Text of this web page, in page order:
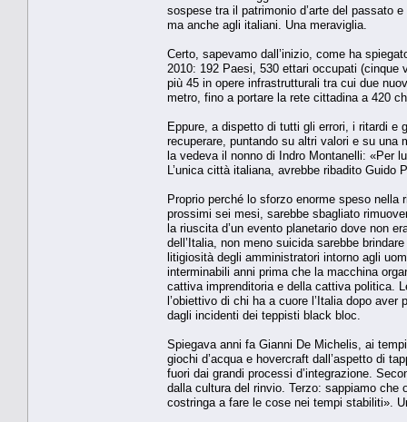
sospese tra il patrimonio d’arte del passato
ma anche agli italiani. Una meraviglia.
Certo, sapevamo dall’inizio, come ha
2010: 192 Paesi, 530 ettari occupati
più 45 in opere infrastrutturali tra cui due
metro, fino a portare la rete cittadina a 420
Eppure, a dispetto di tutti gli errori, i ritardi e
recuperare, puntando su altri valori e su una
la vedeva il nonno di Indro Montanelli: «Per
L’unica città italiana, avrebbe ribadito
Proprio perché lo sforzo enorme speso
prossimi sei mesi, sarebbe sbagliato
la riuscita d’un evento planetario dove non
dell’Italia, non meno suicida sarebbe
litigiosità degli amministratori intorno agli
interminabili anni prima che la macchina
cattiva imprenditoria e della cattiva politica.
l’obiettivo di chi ha a cuore l’Italia dopo
dagli incidenti dei teppisti black bloc.
Spiegava anni fa Gianni De Michelis, ai
giochi d’acqua e hovercraft dall’aspetto di
fuori dai grandi processi d’integrazione.
dalla cultura del rinvio. Terzo: sappiamo che
costringa a fare le cose nei tempi stabiliti».